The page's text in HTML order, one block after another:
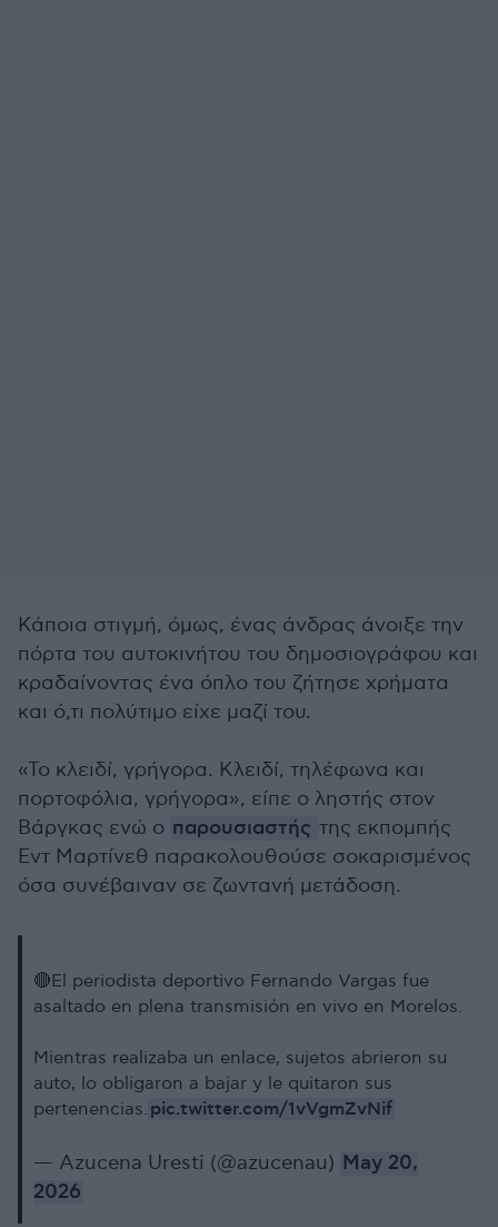
Κάποια στιγμή, όμως, ένας άνδρας άνοιξε την
πόρτα του αυτοκινήτου του δημοσιογράφου και
κραδαίνοντας ένα όπλο του ζήτησε χρήματα
και ό,τι πολύτιμο είχε μαζί του.
«Το κλειδί, γρήγορα. Κλειδί, τηλέφωνα και
πορτοφόλια, γρήγορα», είπε ο ληστής στον
Βάργκας ενώ ο παρουσιαστής της εκπομπής
Εντ Μαρτίνεθ παρακολουθούσε σοκαρισμένος
όσα συνέβαιναν σε ζωντανή μετάδοση.
🔴El periodista deportivo Fernando Vargas fue
asaltado en plena transmisión en vivo en Morelos.
Mientras realizaba un enlace, sujetos abrieron su
auto, lo obligaron a bajar y le quitaron sus
pertenencias. pic.twitter.com/1vVgmZvNif
— Azucena Uresti (@azucenau) May 20,
2026